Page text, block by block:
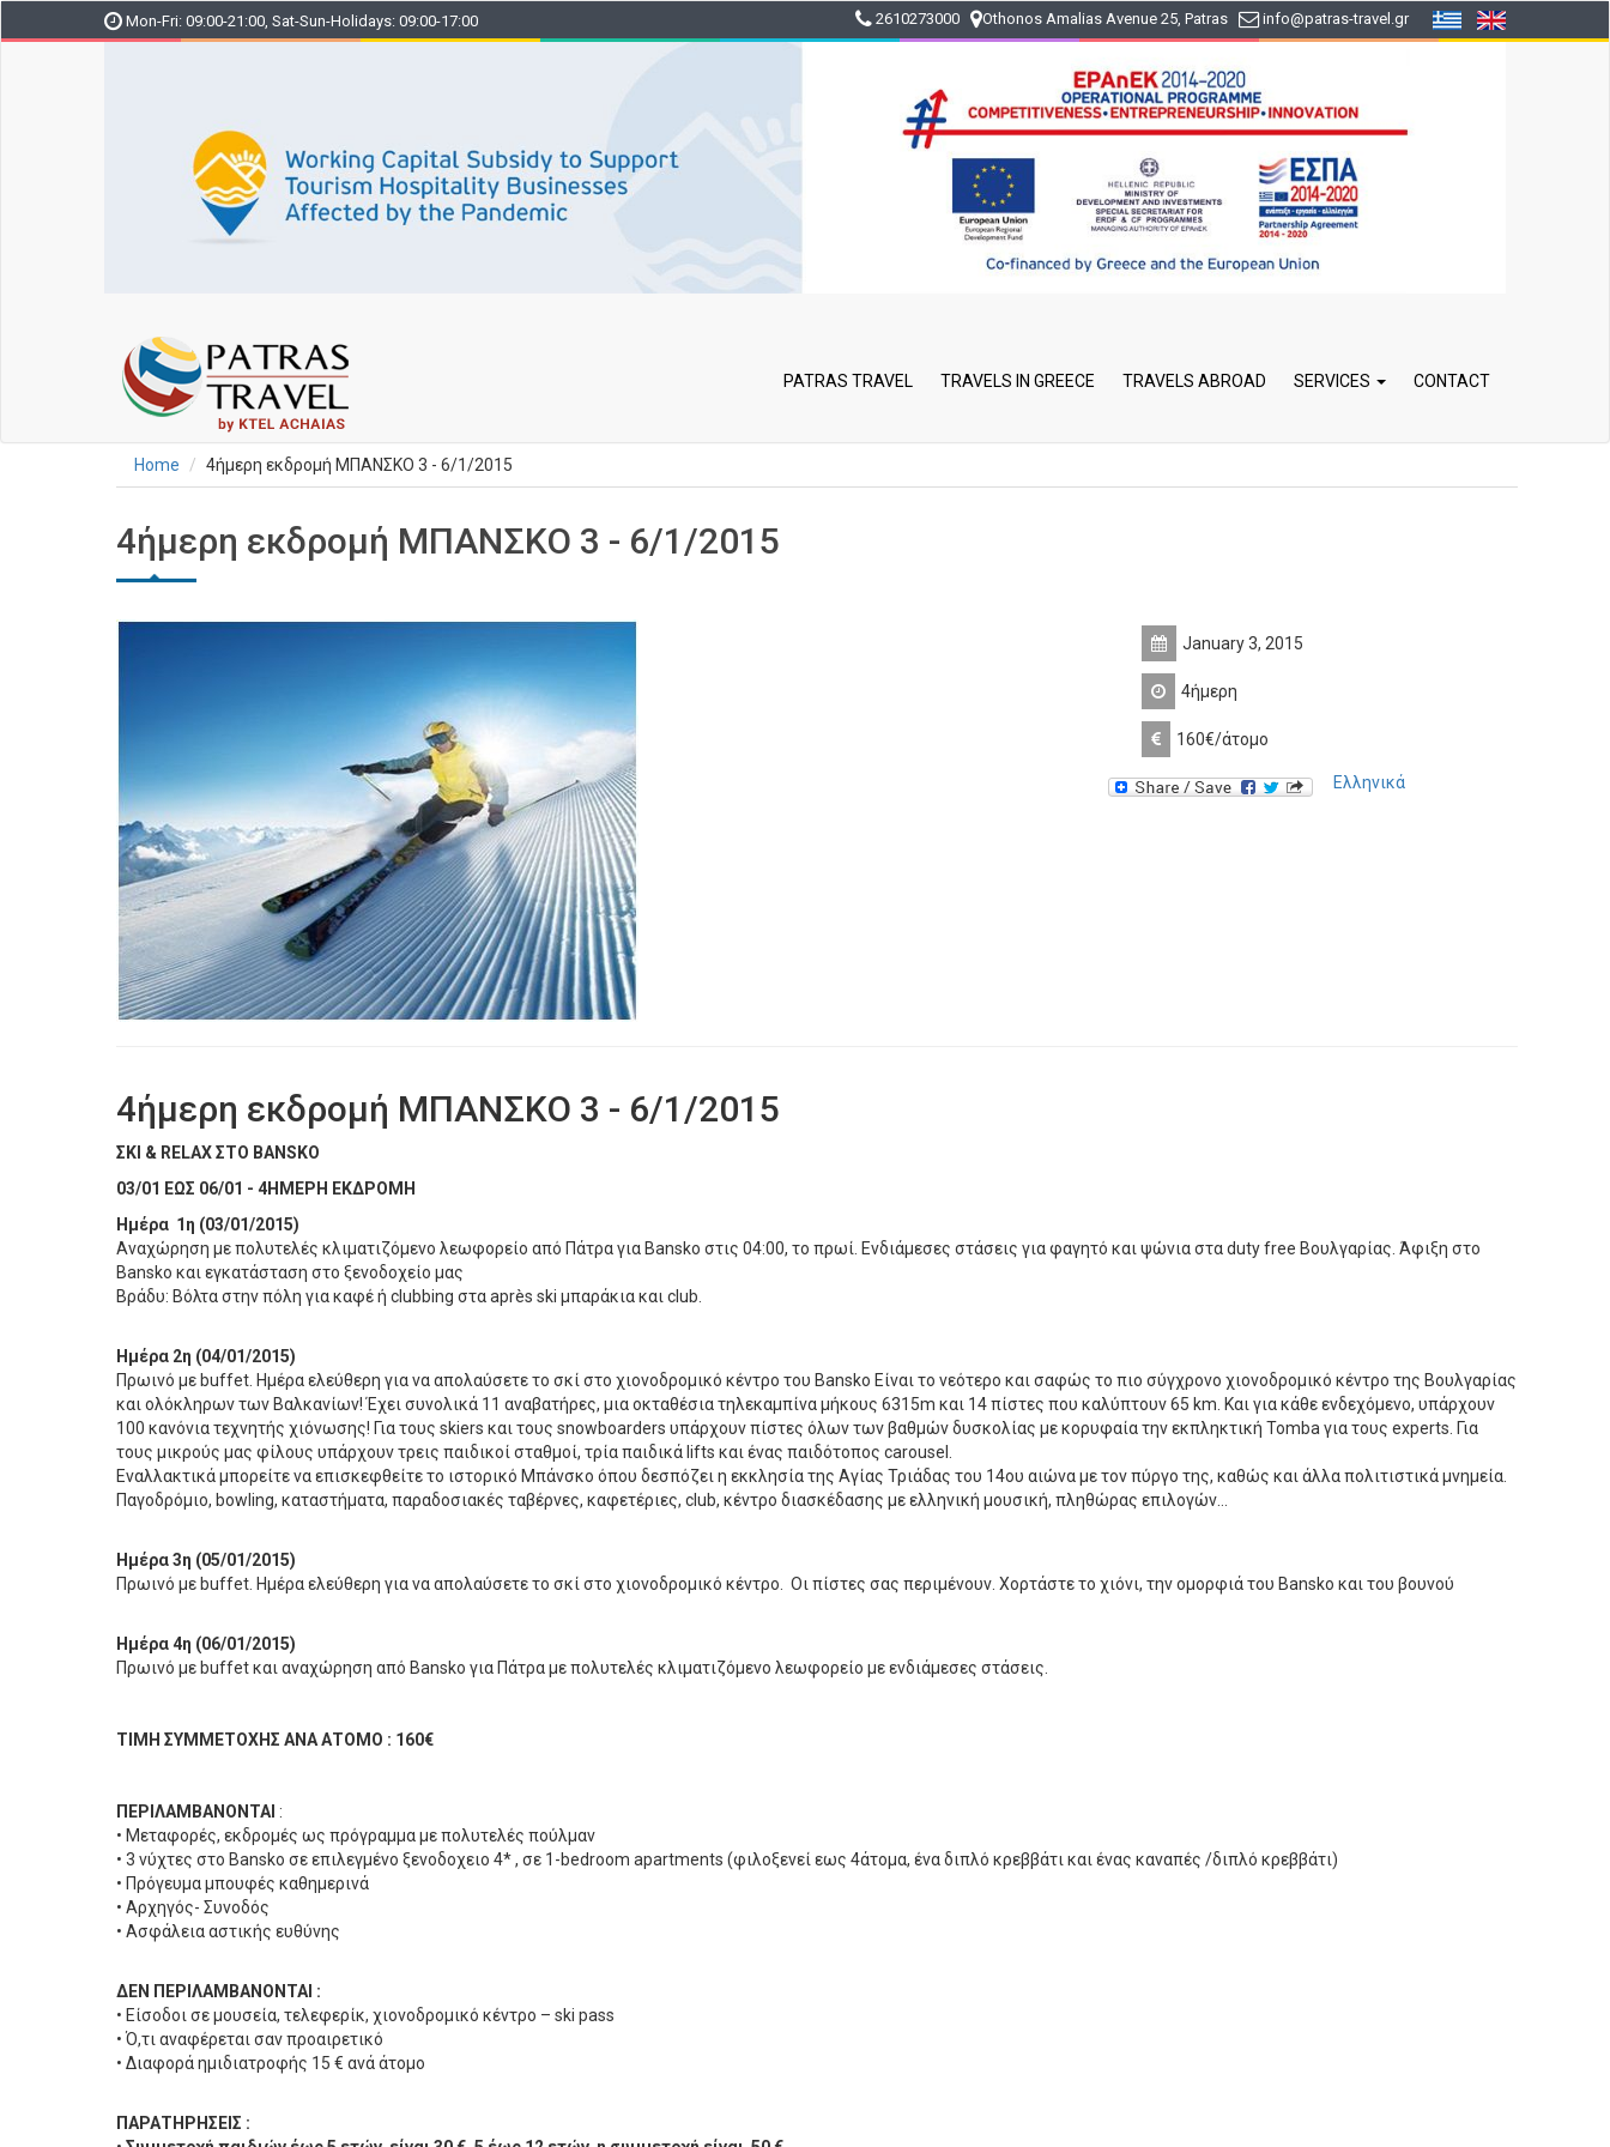
to
2610273000 Othonos Amalias Avenue 25, Patras info@patras-travel .gr
Mon-Fri: 09:00-21:00, Sat-Sun-Holidays: 09:00-17:00
PATRAS TRAVEL TRAVELS IN GREECE TRAVELS ABROAD SERVICES CONTACT
Home 4ήμερη εκδρομή ΜΠΑΝΣΚΟ 3 - 6/1/2015
4ήμερη εκδρομή ΜΠΑΝΣΚΟ 3 - 6/1/2015
January 3, 2015
4ήμερη
160€/άτομο
4ήμερη εκδρομή ΜΠΑΝΣΚΟ 3 - 6/1/2015
ΣΚΙ & RELAX ΣΤΟ BANSKO
03/01 ΕΩΣ 06/01 - 4ΗΜΕΡΗ ΕΚΔΡΟΜΗ
Ημέρα 1η (03/01/2015)
Αναχώρηση με πολυτελές κλιματιζόμενο λεωφορείο από Πάτρα για Bansko στις 04:00, το πρωί. Ενδιάμεσες στάσεις για φαγητό και ψώνια στα duty free Βουλγαρίας. Άφιξη στο
Bansko και εγκατάσταση στο ξενοδοχείο μας
Βράδυ: Βόλτα στην πόλη για καφέ ή clubbing στα après ski μπαράκια και club.
Ημέρα 2η (04/01/2015)
Πρωινό με buffet. Ημέρα ελεύθερη για να απολαύσετε το σκί στο χιονοδρομικό κέντρο του Bansko Είναι το νεότερο και σαφώς το πιο σύγχρονο χιονοδρομικό κέντρο της Βουλγαρίας
και ολόκληρων των Βαλκανίων! Έχει συνολικά 11 αναβατήρες, μια οκταθέσια τηλεκαμπίνα μήκους 6315m και 14 πίστες που καλύπτουν 65 km. Και για κάθε ενδεχόμενο, υπάρχουν
100 κανόνια τεχνητής χιόνωσης! Για τους skiers και τους snowboarders υπάρχουν πίστες όλων των βαθμών δυσκολίας με κορυφαία την εκπληκτική Tomba για τους experts. Για
τους μικρούς μας φίλους υπάρχουν τρεις παιδικοί σταθμοί, τρία παιδικά lifts και ένας παιδότοπος carousel.
Εναλλακτικά μπορείτε να επισκεφθείτε το ιστορικό Μπάνσκο όπου δεσπόζει η εκκλησία της Αγίας Τριάδας του 14ου αιώνα με τον πύργο της, καθώς και άλλα πολιτιστικά μνημεία.
Παγοδρόμιο, bowling, καταστήματα, παραδοσιακές ταβέρνες, καφετέριες, club, κέντρο διασκέδασης με ελληνική μουσική, πληθώρας επιλογών…
Ημέρα 3η (05/01/2015)
Πρωινό με buffet. Ημέρα ελεύθερη για να απολαύσετε το σκί στο χιονοδρομικό κέντρο. Οι πίστες σας περιμένουν. Χορτάστε το χιόνι, την ομορφιά του Bansko και του βουνού
Ημέρα 4η (06/01/2015)
Πρωινό με buffet και αναχώρηση από Bansko για Πάτρα με πολυτελές κλιματιζόμενο λεωφορείο με ενδιάμεσες στάσεις.
ΤΙΜΗ ΣΥΜΜΕΤΟΧΗΣ ΑΝΑ ΑΤΟΜΟ : 160€
ΠΕΡΙΛΑΜΒΑΝΟΝΤΑΙ :
• Μεταφορές, εκδρομές ως πρόγραμμα με πολυτελές πούλμαν
• 3 νύχτες στo Bansko σε επιλεγμένο ξενοδοχειο 4* , σε 1-bedroom apartments (φιλοξενεί εως 4άτομα, ένα διπλό κρεββάτι και ένας καναπές /διπλό κρεββάτι)
• Πρόγευμα μπουφές καθημερινά
• Αρχηγός- Συνοδός
• Ασφάλεια αστικής ευθύνης
ΔΕΝ ΠΕΡΙΛΑΜΒΑΝΟΝΤΑΙ :
• Είσοδοι σε μουσεία, τελεφερίκ, χιονοδρομικό κέντρο – ski pass
• Ό,τι αναφέρεται σαν προαιρετικό
• Διαφορά ημιδιατροφής 15 € ανά άτομο
ΠΑΡΑΤΗΡΗΣΕΙΣ :
Ελληνικά